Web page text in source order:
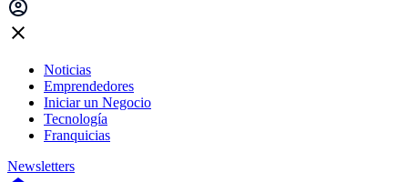
Noticias
Emprendedores
Iniciar un Negocio
Tecnología
Franquicias
Newsletters